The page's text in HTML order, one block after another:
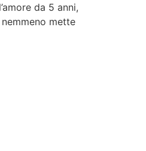
da 5 anni,
mette